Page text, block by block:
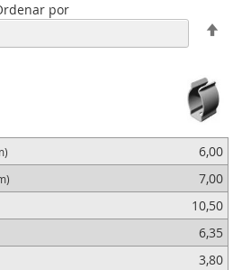
por
6,00
7,00
10,50
6,35
3,80